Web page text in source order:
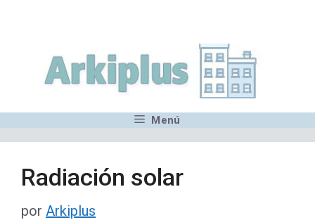
contenido
Menú
Radiación solar
por Arkiplus